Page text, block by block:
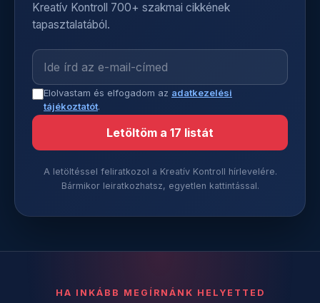
Kreatív Kontroll 700+ szakmai cikkének
tapasztalatából.
Elolvastam és elfogadom az adatkezelési
tájékoztatót.
Letöltöm a 17 listát
A letöltéssel feliratkozol a Kreatív Kontroll hírlevelére.
Bármikor leiratkozhatsz, egyetlen kattintással.
HA INKÁBB MEGÍRNÁNK HELYETTED